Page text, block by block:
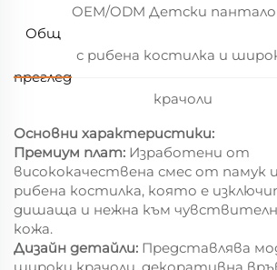
Общ
преглед
OEM/ODM Детски
с рибена костилка и
крачоли
Основни характеристики:
Премиум плат: Изработени от
висококачествена смес от
рибена костилка, която е
дишаща и нежна към
кожа.
Дизайн детайли: Представлява